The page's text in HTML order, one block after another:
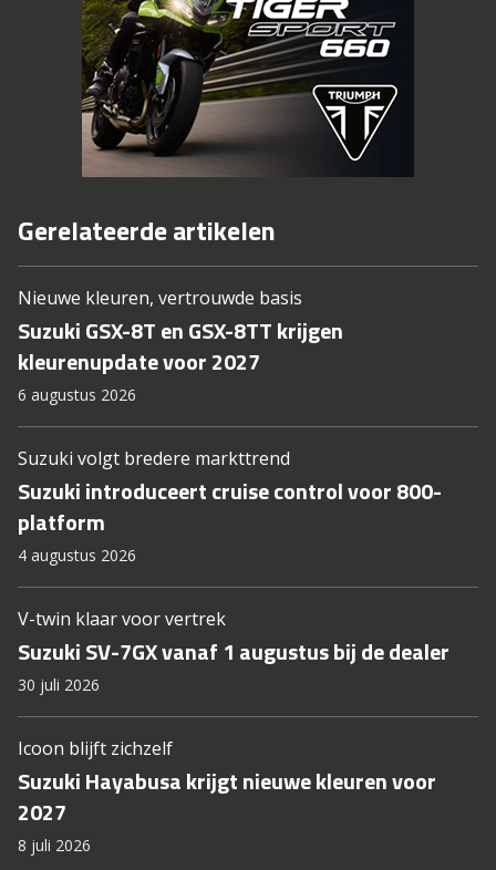
Gerelateerde artikelen
Nieuwe kleuren, vertrouwde basis
Suzuki GSX-8T en GSX-8TT krijgen
kleurenupdate voor 2027
6 augustus 2026
Suzuki volgt bredere markttrend
Suzuki introduceert cruise control voor 800-
platform
4 augustus 2026
V-twin klaar voor vertrek
Suzuki SV-7GX vanaf 1 augustus bij de dealer
30 juli 2026
Icoon blijft zichzelf
Suzuki Hayabusa krijgt nieuwe kleuren voor
2027
8 juli 2026